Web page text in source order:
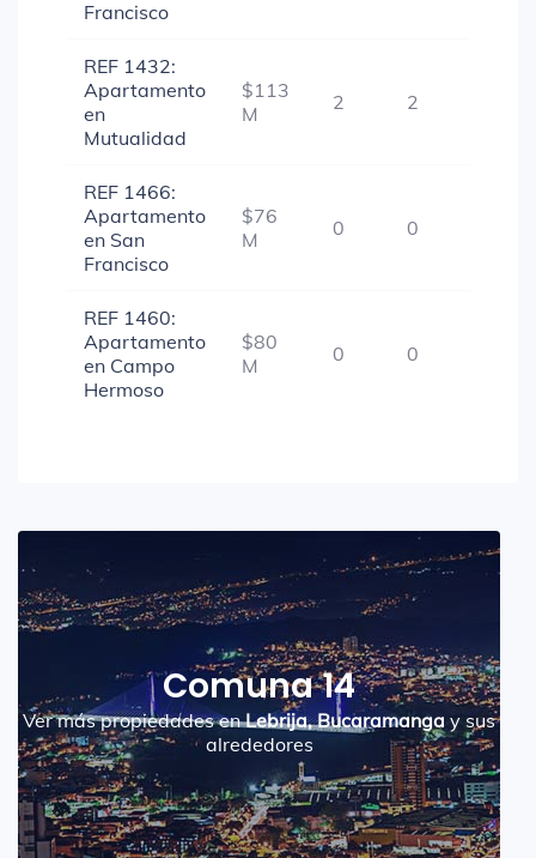
Francisco
REF 1432:
Apartamento
en
Mutualidad
$113
M
2 2
REF 1466:
Apartamento
en San
Francisco
$76
M
0 0
REF 1460:
Apartamento
en Campo
Hermoso
$80
M
0 0
Comuna 14
Ver más propiedades enLebrija, Bucaramangay sus
alrededores